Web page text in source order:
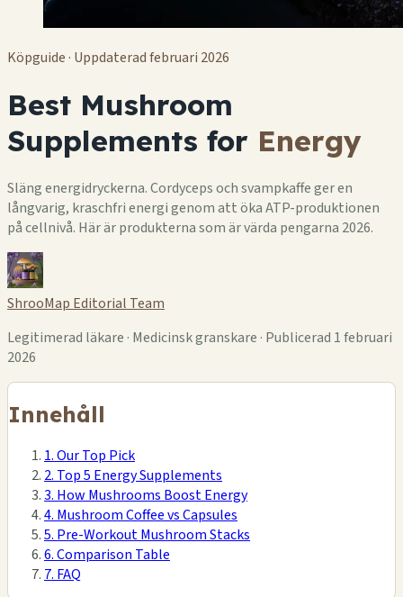
Köpguide · Uppdaterad februari 2026
Best Mushroom
Supplements for Energy
Släng energidryckerna. Cordyceps och svampkaffe ger en
långvarig, kraschfri energi genom att öka ATP-produktionen
på cellnivå. Här är produkterna som är värda pengarna 2026.
ShrooMap Editorial Team
Legitimerad läkare · Medicinsk granskare · Publicerad 1 februari
2026
Innehåll
1. Our Top Pick
2. Top 5 Energy Supplements
3. How Mushrooms Boost Energy
4. Mushroom Coffee vs Capsules
5. Pre-Workout Mushroom Stacks
6. Comparison Table
7. FAQ